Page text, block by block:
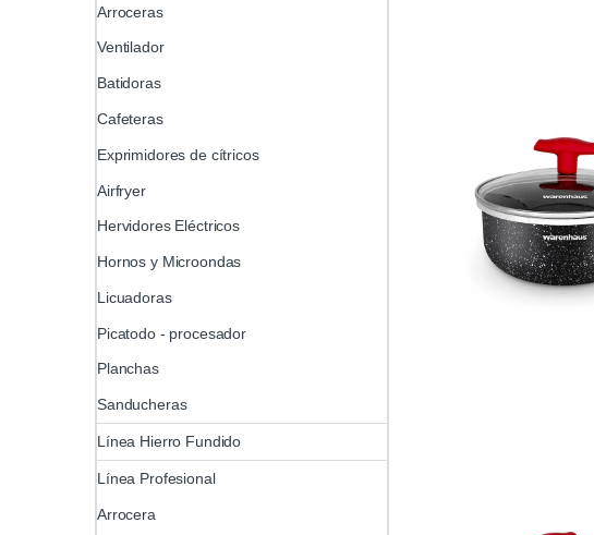
Arroceras
Ventilador
Batidoras
Cafeteras
Exprimidores de cítricos
Airfryer
Hervidores Eléctricos
Hornos y Microondas
Licuadoras
Picatodo - procesador
Planchas
Sanducheras
Línea Hierro Fundido
Línea Profesional
Arrocera